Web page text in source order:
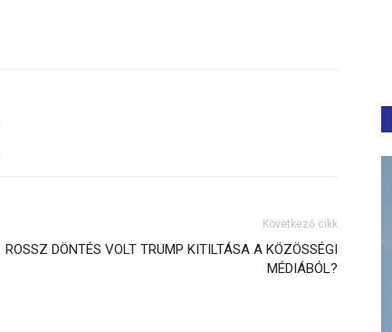
Következő cikk
ROSSZ DÖNTÉS VOLT TRUMP KITILTÁSA A KÖZÖSSÉGI
MÉDIÁBÓL?